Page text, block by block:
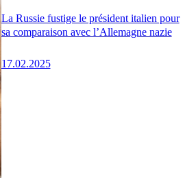
La Russie fustige le président italien pour
sa comparaison avec l’Allemagne nazie
17.02.2025